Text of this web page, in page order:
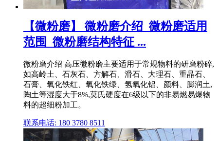
【微粉磨】 微粉磨介绍_微粉磨适用
范围_微粉磨结构特征 ...
微粉磨介绍 高压微粉磨主要适用于常规物料的研磨粉碎,
如高岭土、石灰石、方解石、滑石、大理石、重晶石、
石膏、氧化铁红、氧化铁绿、氢氧化铝、颜料、膨润土,
陶土等湿度大于8%,莫氏硬度在6级以下的非易燃易爆物
料的超细粉加工。
联系电话: 180 3780 8511